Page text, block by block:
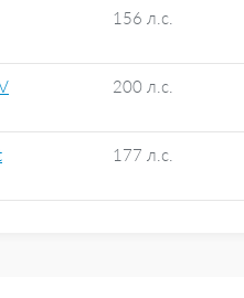
156 л.с.
200 л.с.
177 л.с.